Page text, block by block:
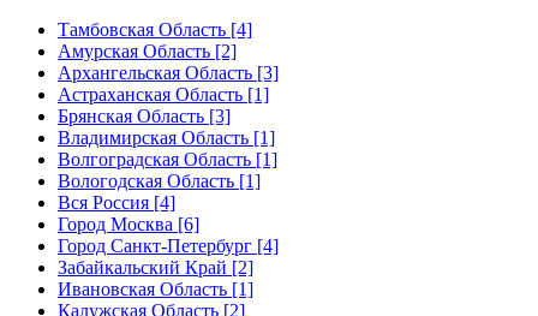
Тамбовская Область [4]
Амурская Область [2]
Архангельская Область [3]
Астраханская Область [1]
Брянская Область [3]
Владимирская Область [1]
Волгоградская Область [1]
Вологодская Область [1]
Вся Россия [4]
Город Москва [6]
Город Санкт-Петербург [4]
Забайкальский Край [2]
Ивановская Область [1]
Калужская Область [2]